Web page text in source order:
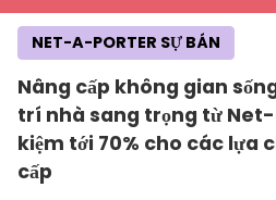
Nâng cấp không gian
trí nhà sang trọng từ
kiệm tới 70% cho các lựa
cấp
NET-A-PORTER SỰ BÁN